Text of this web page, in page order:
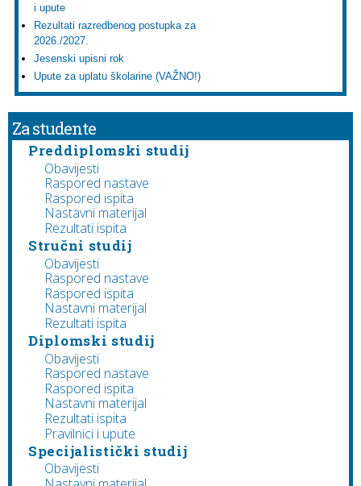
i upute
Rezultati razredbenog postupka za
2026./2027.
Jesenski upisni rok
Upute za uplatu školarine (VAŽNO!)
Za studente
Preddiplomski studij
Obavijesti
Raspored nastave
Raspored ispita
Nastavni materijal
Rezultati ispita
Stručni studij
Obavijesti
Raspored nastave
Raspored ispita
Nastavni materijal
Rezultati ispita
Diplomski studij
Obavijesti
Raspored nastave
Raspored ispita
Nastavni materijal
Rezultati ispita
Pravilnici i upute
Specijalistički studij
Obavijesti